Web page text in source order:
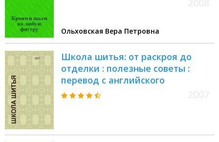
Ольховская Вера Петровна
Школа шитья: от раскроя до
отделки : полезные советы :
перевод с английского